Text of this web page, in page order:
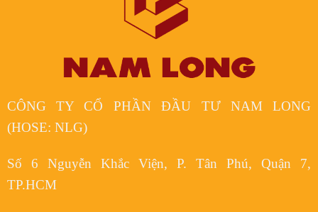
CÔNG TY CỔ PHẦN ĐẦU TƯ NAM LONG
(HOSE: NLG)
Số 6 Nguyễn Khắc Viện, P. Tân Phú, Quận 7,
TP.HCM